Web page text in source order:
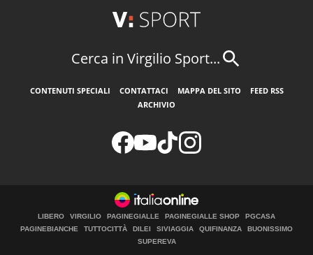
Cerca in Virgilio Sport...
CONTENUTI SPECIALI CONTATTACI MAPPA DEL SITO
FEED RSS
ARCHIVIO
LIBERO VIRGILIO PAGINEGIALLE PAGINEGIALLE SHOP
PGCASA
PAGINEBIANCHE
TUTTOCITTÀ DILEI SIVIAGGIA QUIFINANZA
BUONISSIMO
SUPEREVA